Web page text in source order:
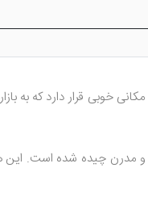
خوبی قرار دارد که به